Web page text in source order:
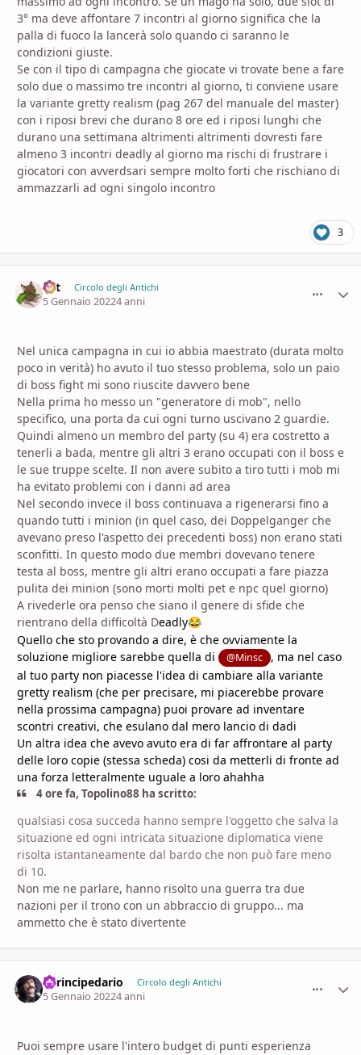
3° ma deve affontare 7 incontri al giorno significa che la
palla di fuoco la lancerà solo quando ci saranno le
condizioni giuste.
Se con il tipo di campagna che giocate vi trovate bene a fare
solo due o massimo tre incontri al giorno, ti conviene usare
la variante gretty realism (pag 267 del manuale del master)
con i riposi brevi che durano 8 ore ed i riposi lunghi che
durano una settimana altrimenti altrimenti dovresti fare
almeno 3 incontri deadly al giorno ma rischi di frustrare i
giocatori con avverdsari sempre molto forti che rischiano di
ammazzarli ad ogni singolo incontro
3
Lyt Circolo degli Antichi
5 Gennaio 20224 anni
Nel unica campagna in cui io abbia maestrato (durata molto
poco in verità) ho avuto il tuo stesso problema, solo un paio
di boss fight mi sono riuscite davvero bene
Nella prima ho messo un "generatore di mob", nello
specifico, una porta da cui ogni turno uscivano 2 guardie.
Quindi almeno un membro del party (su 4) era costretto a
tenerli a bada, mentre gli altri 3 erano occupati con il boss e
le sue truppe scelte. Il non avere subito a tiro tutti i mob mi
ha evitato problemi con i danni ad area
Nel secondo invece il boss continuava a rigenerarsi fino a
quando tutti i minion (in quel caso, dei Doppelganger che
avevano preso l'aspetto dei precedenti boss) non erano stati
sconfitti. In questo modo due membri dovevano tenere
testa al boss, mentre gli altri erano occupati a fare piazza
pulita dei minion (sono morti molti pet e npc quel giorno)
A rivederle ora penso che siano il genere di sfide che
rientrano della difficoltà Deadly😂
Quello che sto provando a dire, è che ovviamente la
soluzione migliore sarebbe quella di
@Minsc
, ma nel caso
al tuo party non piacesse l'idea di cambiare alla variante
gretty realism (che per precisare, mi piacerebbe provare
nella prossima campagna) puoi provare ad inventare
scontri creativi, che esulano dal mero lancio di dadi
Un altra idea che avevo avuto era di far affrontare al party
delle loro copie (stessa scheda) cosi da metterli di fronte ad
una forza letteralmente uguale a loro ahahha
4 ore fa, Topolino88 ha scritto:
qualsiasi cosa succeda hanno sempre l'oggetto che salva la
situazione ed ogni intricata situazione diplomatica viene
risolta istantaneamente dal bardo che non può fare meno
di 10.
Non me ne parlare, hanno risolto una guerra tra due
nazioni per il trono con un abbraccio di gruppo... ma
ammetto che è stato divertente
ilprincipedario Circolo degli Antichi
5 Gennaio 20224 anni
Puoi sempre usare l'intero budget di punti esperienza